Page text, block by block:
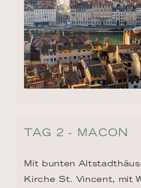
TAG 2 - MACON
Mit bunten
Kirche St. Vincent, mit